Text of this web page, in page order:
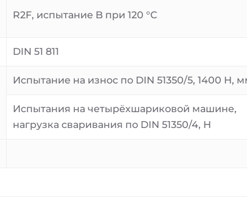
R2F, испытание B при 120 °C
DIN 51 811
Испытание на износ по DIN 51350/5, 1400 Н,
Испытания на четырёхшариковой машине,
нагрузка сваривания по DIN 51350/4, Н